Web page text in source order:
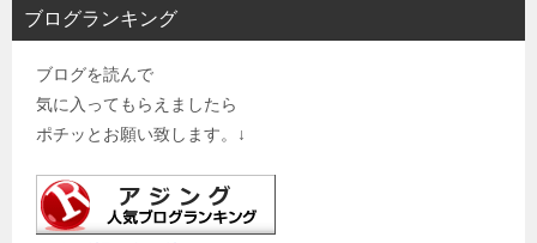
ブログランキング
ブログを読んで
気に入ってもらえましたら
ポチッとお願い致します。↓